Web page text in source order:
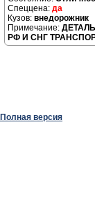
да
внедорожник
РФ И СНГ
Полная версия